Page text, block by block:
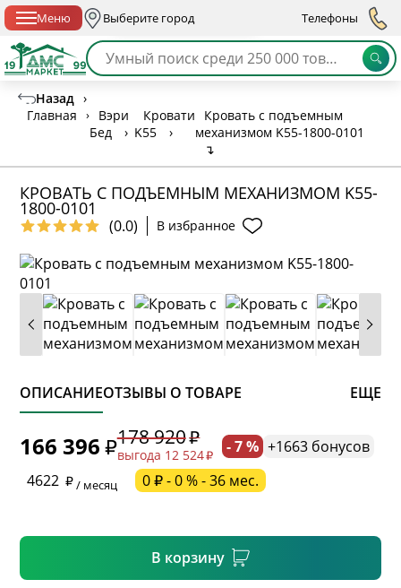
Меню Выберите город Телефоны
Назад ›
Главная
›
Вэри
Бед
›
Кровати
K55
›
Кровать с подъемным
механизмом K55-1800-0101
↴
КРОВАТЬ С ПОДЪЕМНЫМ МЕХАНИЗМОМ K55-
1800-0101
(0.0) В избранное
ОПИСАНИЕОТЗЫВЫ О ТОВАРЕ ЕЩЕ
166 396 178 920
выгода 12 524 - 7 % +1663 бонусов
4622
/ месяц 0 ₽ - 0 % - 36 мес.
В корзину
* обязательное поле
* необязательное поле